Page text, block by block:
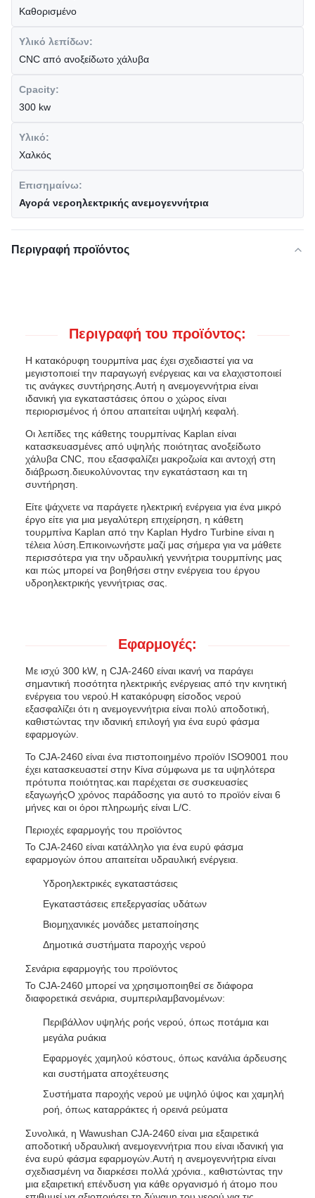
Καθορισμένο
Υλικό λεπίδων:
CNC από ανοξείδωτο χάλυβα
Cpacity:
300 kw
Υλικό:
Χαλκός
Επισημαίνω:
Αγορά νεροηλεκτρικής ανεμογεννήτρια
Περιγραφή προϊόντος
Περιγραφή του προϊόντος:
Η κατακόρυφη τουρμπίνα μας έχει σχεδιαστεί για να
μεγιστοποιεί την παραγωγή ενέργειας και να ελαχιστοποιεί
τις ανάγκες συντήρησης.Αυτή η ανεμογεννήτρια είναι
ιδανική για εγκαταστάσεις όπου ο χώρος είναι
περιορισμένος ή όπου απαιτείται υψηλή κεφαλή.
Οι λεπίδες της κάθετης τουρμπίνας Kaplan είναι
κατασκευασμένες από υψηλής ποιότητας ανοξείδωτο
χάλυβα CNC, που εξασφαλίζει μακροζωία και αντοχή στη
διάβρωση.διευκολύνοντας την εγκατάσταση και τη
συντήρηση.
Είτε ψάχνετε να παράγετε ηλεκτρική ενέργεια για ένα μικρό
έργο είτε για μια μεγαλύτερη επιχείρηση, η κάθετη
τουρμπίνα Kaplan από την Kaplan Hydro Turbine είναι η
τέλεια λύση.Επικοινωνήστε μαζί μας σήμερα για να μάθετε
περισσότερα για την υδραυλική γεννήτρια τουρμπίνης μας
και πώς μπορεί να βοηθήσει στην ενέργεια του έργου
υδροηλεκτρικής γεννήτριας σας.
Εφαρμογές:
Με ισχύ 300 kW, η CJA-2460 είναι ικανή να παράγει
σημαντική ποσότητα ηλεκτρικής ενέργειας από την κινητική
ενέργεια του νερού.Η κατακόρυφη είσοδος νερού
εξασφαλίζει ότι η ανεμογεννήτρια είναι πολύ αποδοτική,
καθιστώντας την ιδανική επιλογή για ένα ευρύ φάσμα
εφαρμογών.
Το CJA-2460 είναι ένα πιστοποιημένο προϊόν ISO9001 που
έχει κατασκευαστεί στην Κίνα σύμφωνα με τα υψηλότερα
πρότυπα ποιότητας.και παρέχεται σε συσκευασίες
εξαγωγήςΟ χρόνος παράδοσης για αυτό το προϊόν είναι 6
μήνες και οι όροι πληρωμής είναι L/C.
Περιοχές εφαρμογής του προϊόντος
Το CJA-2460 είναι κατάλληλο για ένα ευρύ φάσμα
εφαρμογών όπου απαιτείται υδραυλική ενέργεια.
Υδροηλεκτρικές εγκαταστάσεις
Εγκαταστάσεις επεξεργασίας υδάτων
Βιομηχανικές μονάδες μεταποίησης
Δημοτικά συστήματα παροχής νερού
Σενάρια εφαρμογής του προϊόντος
Το CJA-2460 μπορεί να χρησιμοποιηθεί σε διάφορα
διαφορετικά σενάρια, συμπεριλαμβανομένων:
Περιβάλλον υψηλής ροής νερού, όπως ποτάμια και
μεγάλα ρυάκια
Εφαρμογές χαμηλού κόστους, όπως κανάλια άρδευσης
και συστήματα αποχέτευσης
Συστήματα παροχής νερού με υψηλό ύψος και χαμηλή
ροή, όπως καταρράκτες ή ορεινά ρεύματα
Συνολικά, η Wawushan CJA-2460 είναι μια εξαιρετικά
αποδοτική υδραυλική ανεμογεννήτρια που είναι ιδανική για
ένα ευρύ φάσμα εφαρμογών.Αυτή η ανεμογεννήτρια είναι
σχεδιασμένη να διαρκέσει πολλά χρόνια., καθιστώντας την
μια εξαιρετική επένδυση για κάθε οργανισμό ή άτομο που